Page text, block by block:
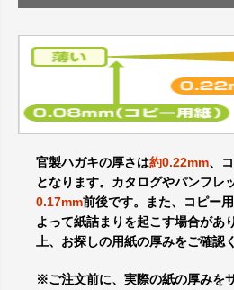
官製ハガキの厚さは約0.22mm、
となります。カタログやパンフレ
0.17mm前後です。また、コピー
よって紙詰まりを起こす場合があ
上、お探しの用紙の厚みをご確認
※ご注文前に、実際の紙の厚みを